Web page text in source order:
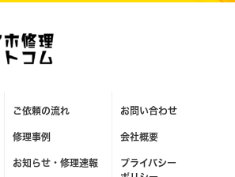
ご依頼の流れ
修理事例
お知らせ・ 修理速報
お問い合わせ
会社概要
プライバシー